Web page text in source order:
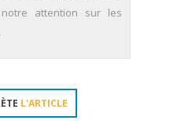
attention sur les
L'ARTICLE